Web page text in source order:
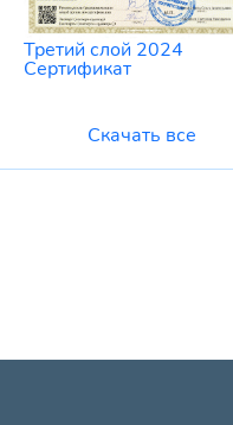
Третий слой 2024
Сертификат
Скачать все